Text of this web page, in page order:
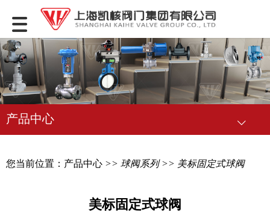
产品中心
您当前位置： 产品中心 >> 球阀系列>> 美标固定式球阀
美标固定式球阀